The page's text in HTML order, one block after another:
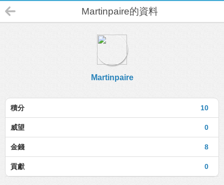
Martinpaire的資料
Martinpaire
10
積分
0
威望
8
金錢
0
貢獻